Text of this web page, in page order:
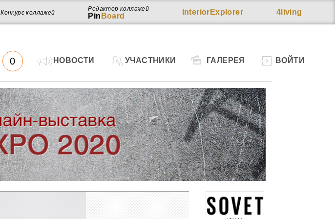
4living
InteriorExplorer
Редактор коллажей
Pin Board
Конкурс коллажей
0 НОВОСТИ УЧАСТНИКИ ГАЛЕРЕЯ ВОЙТИ